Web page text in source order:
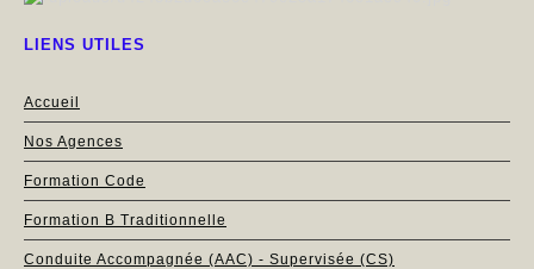
LIENS UTILES
Accueil
Nos Agences
Formation Code
Formation B Traditionnelle
Conduite Accompagnée (AAC) - Supervisée (CS)